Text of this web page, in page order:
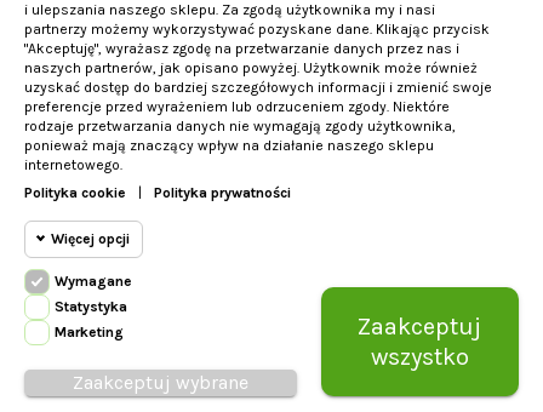
i ulepszania naszego sklepu. Za zgodą użytkownika my i nasi
partnerzy możemy wykorzystywać pozyskane dane. Klikając przycisk
"Akceptuję", wyrażasz zgodę na przetwarzanie danych przez nas i
naszych partnerów, jak opisano powyżej. Użytkownik może również
uzyskać dostęp do bardziej szczegółowych informacji i zmienić swoje
preferencje przed wyrażeniem lub odrzuceniem zgody. Niektóre
rodzaje przetwarzania danych nie wymagają zgody użytkownika,
ponieważ mają znaczący wpływ na działanie naszego sklepu
internetowego.
Polityka cookie
Polityka prywatności
Więcej opcji
Wymagane
statystyczne
Wymagane
Statystyka
Marketing
Zaakceptuj wybrane
Zaakceptuj
wszystko
Szanujemy prywatność:
Przetwarzamy pliki cookie, przechowujemy informacje na urządzeniu i
przetwarzamy dane osobowe lub dane przeglądania w celu rozwijania
i ulepszania naszego sklepu. Za zgodą użytkownika my i nasi
partnerzy możemy wykorzystywać pozyskane dane. Klikając przycisk
PRODUKTY TOP-10
Kontakt